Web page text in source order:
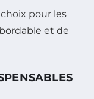
pour les
et de